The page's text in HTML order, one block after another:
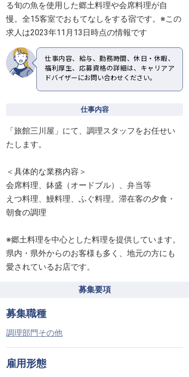
る旬の魚を使用した郷土料理や会席料理が自
慢。全15客室でおもてなしをする宿です。※この
求人は2023年11月13日時点の情報です
仕事内容、給与、勤務時間、休日・休暇、
福利厚生、応募資格の詳細は、キャリアア
ドバイザーにお問い合わせください。
仕事内容
「旅館三川屋」にて、調理スタッフをお任せい
たします。
＜具体的な業務内容＞
会席料理、鉢盛（オードブル）、弁当等
えつ料理、鰻料理、ふぐ料理。滞在客の夕食・
朝食の調理
※郷土料理を中心とした料理を提供しています。
県内・県外からのお客様も多く、地元の方にも
愛されているお店です。
募集要項
募集職種
調理部門その他
雇用形態